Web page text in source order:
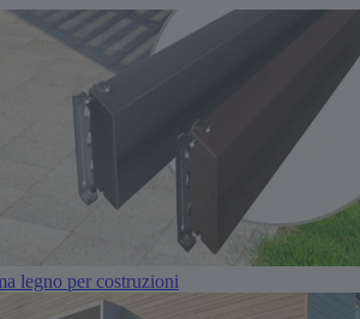
legno per costruzioni